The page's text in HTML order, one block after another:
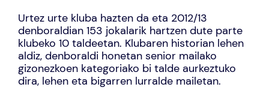
Urtez urte kluba hazten da eta 2012/13
denboraldian 153 jokalarik hartzen dute parte
klubeko 10 taldeetan. Klubaren historian lehen
aldiz, denboraldi honetan senior mailako
gizonezkoen kategoriako bi talde aurkeztuko
dira, lehen eta bigarren lurralde mailetan.